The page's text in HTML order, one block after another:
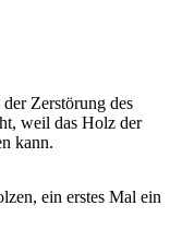
Zerstörung des
weil das Holz der
kann.
ein erstes Mal ein